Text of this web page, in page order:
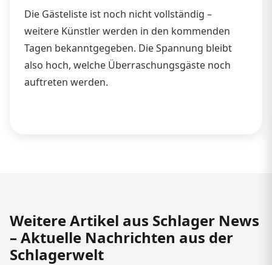
Die Gästeliste ist noch nicht vollständig –
weitere Künstler werden in den kommenden
Tagen bekanntgegeben. Die Spannung bleibt
also hoch, welche Überraschungsgäste noch
auftreten werden.
Weitere Artikel aus Schlager News
– Aktuelle Nachrichten aus der
Schlagerwelt